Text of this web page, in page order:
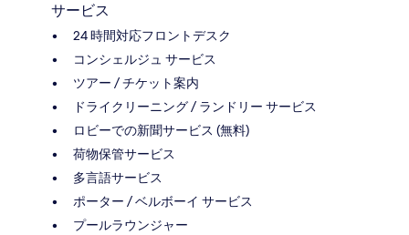
サービス
24 時間対応フロントデスク
コンシェルジュ サービス
ツアー / チケット案内
ドライクリーニング / ランドリー サービス
ロビーでの新聞サービス (無料)
荷物保管サービス
多言語サービス
ポーター / ベルボーイ サービス
プールラウンジャー